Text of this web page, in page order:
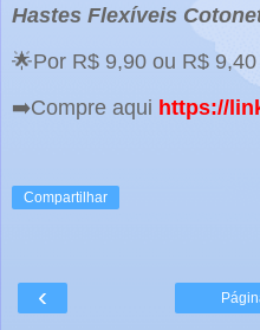
Hastes Flexíveis
🌟Por R$ 9,90 ou R$
➡️Compre aqui https://
Compartilhar
‹